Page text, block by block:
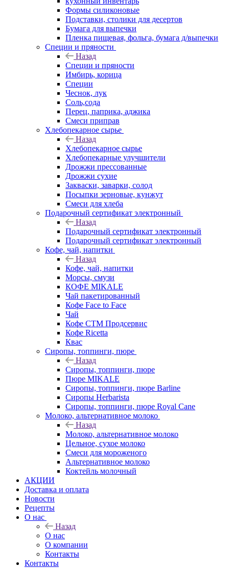
Формы силиконовые
Подставки, столики для десертов
Бумага для выпечки
Пленка пищевая, фольга, бумага д/выпечки
Специи и пряности
Назад
Специи и пряности
Имбирь, корица
Специи
Чеснок, лук
Соль,сода
Перец, паприка, аджика
Смеси приправ
Хлебопекарное сырье
Назад
Хлебопекарное сырье
Хлебопекарные улучшители
Дрожжи прессованные
Дрожжи сухие
Закваски, заварки, солод
Посыпки зерновые, кунжут
Смеси для хлеба
Подарочный сертификат электронный
Назад
Подарочный сертификат электронный
Подарочный сертификат электронный
Кофе, чай, напитки
Назад
Кофе, чай, напитки
Морсы, смузи
КОФЕ MIKALE
Чай пакетированный
Кофе Face to Face
Чай
Кофе СТМ Продсервис
Кофе Ricetta
Квас
Сиропы, топпинги, пюре
Назад
Сиропы, топпинги, пюре
Пюре MIKALE
Сиропы, топпинги, пюре Barline
Сиропы Herbarista
Сиропы, топпинги, пюре Royal Cane
Молоко, альтернативное молоко
Назад
Молоко, альтернативное молоко
Цельное, сухое молоко
Смеси для мороженого
Альтернативное молоко
Коктейль молочный
АКЦИИ
Доставка и оплата
Новости
Рецепты
О нас
Назад
О нас
О компании
Контакты
Контакты